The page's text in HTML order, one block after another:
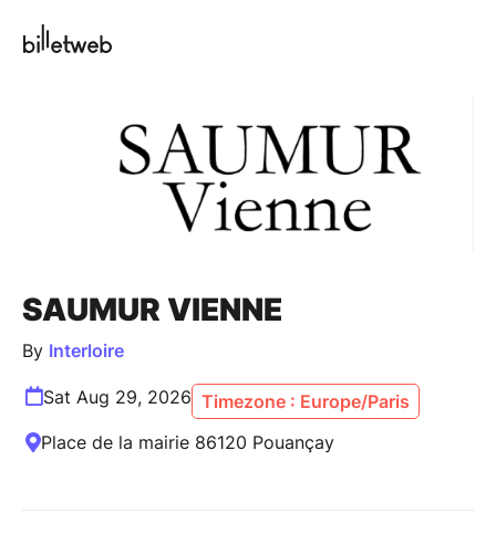
SAUMUR VIENNE
By Interloire
Sat Aug 29, 2026 Timezone : Europe/Paris
Place de la mairie 86120 Pouançay